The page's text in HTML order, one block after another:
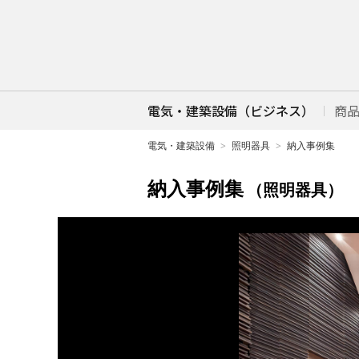
電気・建築設備（ビジネス） 商
電気・建築設備 照明器具 納入事例集
納入事例集 （照明器具）